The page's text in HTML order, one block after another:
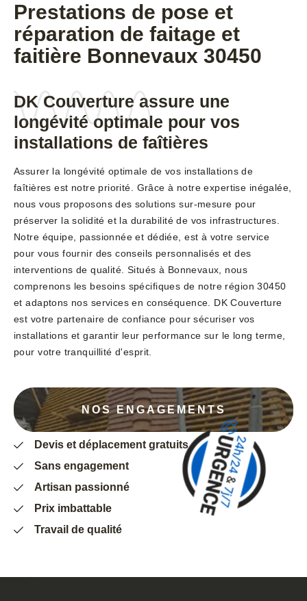
Prestations de pose et
réparation de faitage et
faitière Bonnevaux 30450
DK Couverture assure une
longévité optimale pour vos
installations de faîtières
Assurer la longévité optimale de vos installations de
faîtières est notre priorité. Grâce à notre expertise inégalée,
nous vous proposons des solutions sur-mesure pour
préserver la solidité et la durabilité de vos infrastructures.
Notre équipe, passionnée et dédiée, est à votre service
pour vous fournir des conseils personnalisés et des
interventions de qualité. Situés à Bonnevaux, nous
comprenons les besoins spécifiques de notre région 30450
et adaptons nos services en conséquence. DK Couverture
est votre partenaire de confiance pour sécuriser vos
installations et garantir leur performance sur le long terme,
pour votre tranquillité d'esprit.
NOS ENGAGEMENTS
Devis et déplacement gratuits
Sans engagement
Artisan passionné
Prix imbattable
Travail de qualité